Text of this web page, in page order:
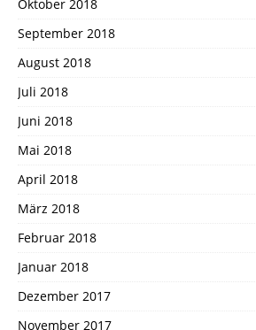
Oktober 2018
September 2018
August 2018
Juli 2018
Juni 2018
Mai 2018
April 2018
März 2018
Februar 2018
Januar 2018
Dezember 2017
November 2017